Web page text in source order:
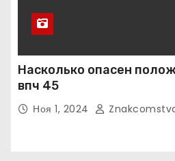
Насколько опасен
впч 45
Ноя 1, 2024